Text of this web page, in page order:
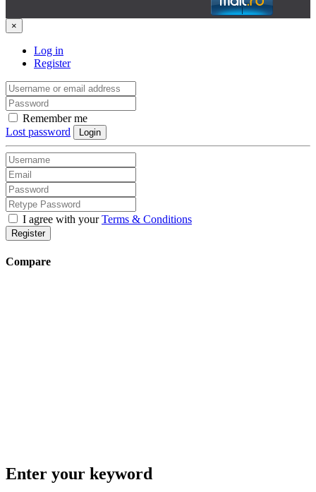
×
Log in
Register
Remember me
Lost password
Login
I agree with yourTerms & Conditions
Register
Compare
Enter your keyword